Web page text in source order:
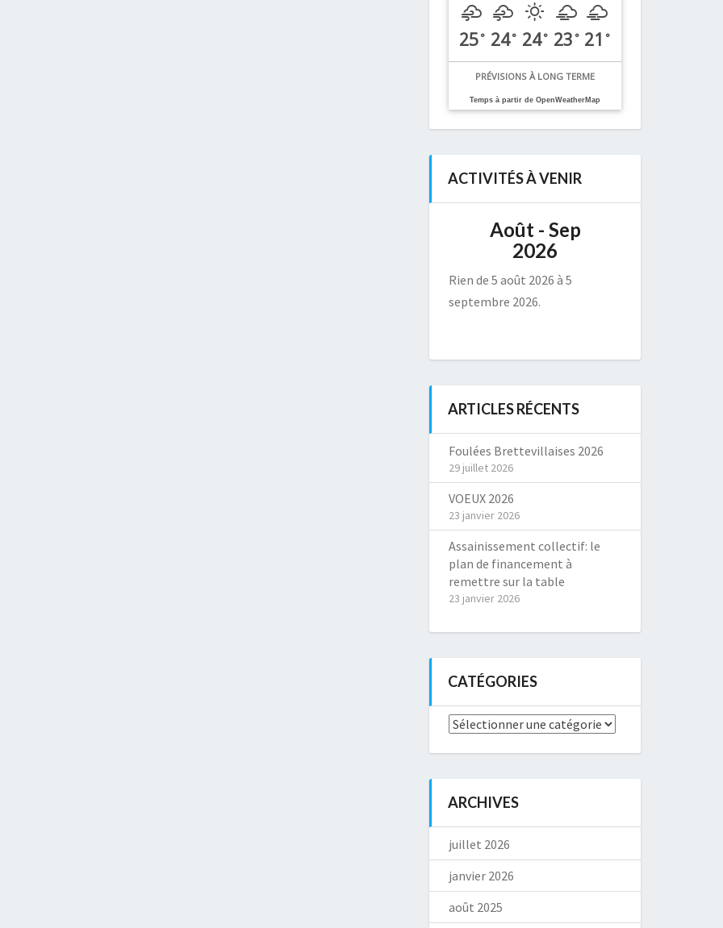
25° 24° 24° 23 ° 21 °
PRÉVISIONS À LONG TERME
Temps à partir de OpenWeatherMap
ACTIVITÉS À VENIR
Août - Sep
2026
Rien de 5 août 2026 à 5
septembre 2026.
ARTICLES RÉCENTS
Foulées Brettevillaises 2026
29 juillet 2026
VOEUX 2026
23 janvier 2026
Assainissement collectif: le
plan de financement à
remettre sur la table
23 janvier 2026
CATÉGORIES
Catégories
ARCHIVES
juillet 2026
janvier 2026
août 2025